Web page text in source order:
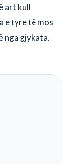
artikull
e tyre të mos
nga gjykata.